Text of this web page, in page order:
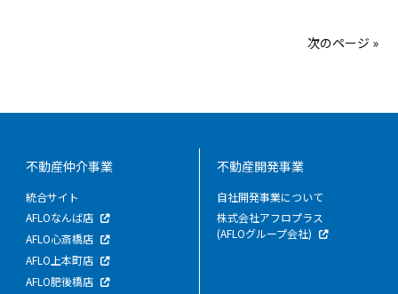
次のページ »
不動産仲介事業
統合サイト
AFLOなんば店
AFLO心斎橋店
AFLO上本町店
AFLO肥後橋店
不動産開発事業
自社開発事業について
株式会社アフロプラス
(AFLOグループ会社)